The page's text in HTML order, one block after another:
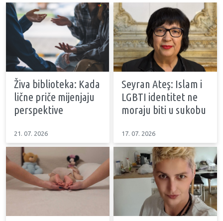
Živa biblioteka: Kada
lične priče mijenjaju
perspektive
21. 07. 2026
Seyran Ateş: Islam i
LGBTI identitet ne
moraju biti u sukobu
17. 07. 2026